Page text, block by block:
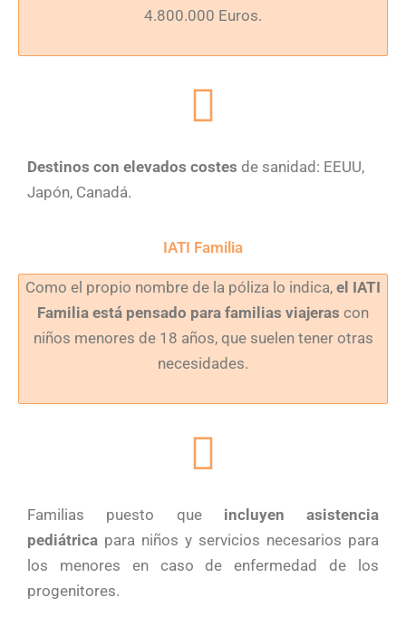
4.800.000 Euros.
Destinos con elevados costes de sanidad: EEUU,
Japón, Canadá.
IATI Familia
Como el propio nombre de la póliza lo indica, el IATI
Familia está pensado para familias viajeras con
niños menores de 18 años, que suelen tener otras
necesidades.
Familias puesto que incluyen asistencia
pediátrica para niños y servicios necesarios para
los menores en caso de enfermedad de los
progenitores.